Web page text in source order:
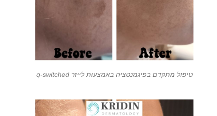
טיפול מתקדם בפיגמנטציה באמצעות לייזר q-switched